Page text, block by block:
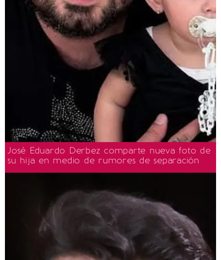
José Eduardo Derbez comparte nueva foto de
su hija en medio de rumores de separación